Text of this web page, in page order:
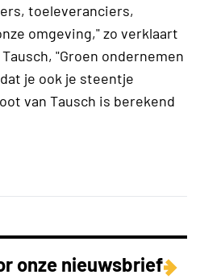
toeleveranciers,
omgeving," zo verklaart
"Groen ondernemen
je ook je steentje
van Tausch is berekend
onze nieuwsbrief